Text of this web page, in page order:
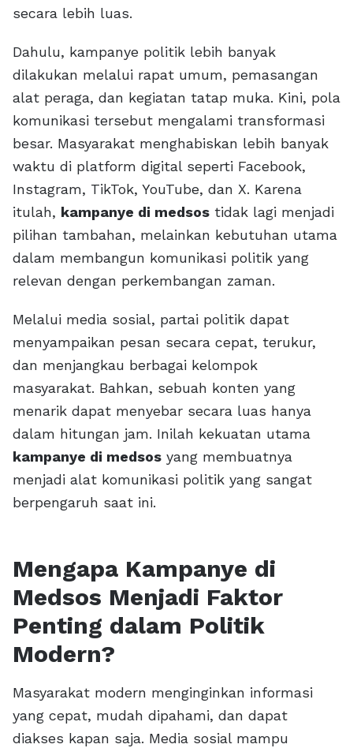
secara lebih luas.
Dahulu, kampanye politik lebih banyak
dilakukan melalui rapat umum, pemasangan
alat peraga, dan kegiatan tatap muka. Kini, pola
komunikasi tersebut mengalami transformasi
besar. Masyarakat menghabiskan lebih banyak
waktu di platform digital seperti Facebook,
Instagram, TikTok, YouTube, dan X. Karena
itulah, kampanye di medsos tidak lagi menjadi
pilihan tambahan, melainkan kebutuhan utama
dalam membangun komunikasi politik yang
relevan dengan perkembangan zaman.
Melalui media sosial, partai politik dapat
menyampaikan pesan secara cepat, terukur,
dan menjangkau berbagai kelompok
masyarakat. Bahkan, sebuah konten yang
menarik dapat menyebar secara luas hanya
dalam hitungan jam. Inilah kekuatan utama
kampanye di medsos yang membuatnya
menjadi alat komunikasi politik yang sangat
berpengaruh saat ini.
Mengapa Kampanye di
Medsos Menjadi Faktor
Penting dalam Politik
Modern?
Masyarakat modern menginginkan informasi
yang cepat, mudah dipahami, dan dapat
diakses kapan saja. Media sosial mampu